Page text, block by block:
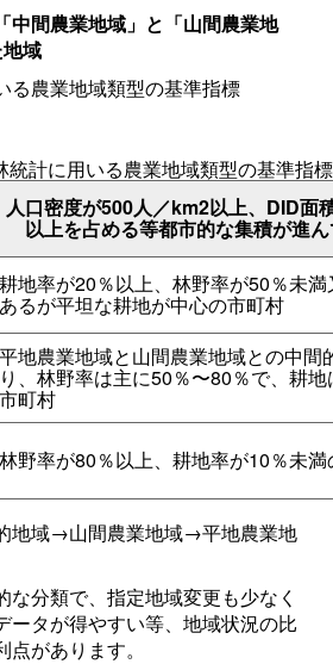
中間農業地域」と「山間農業地
域
る農業地域類型の基準指標
人口密度が500人／km2以上、DID面
以上を占める等都市的な集積が進
統計に用いる農業地域類型の基準指標
耕地率が20％以上、林野率が50％未
あるが平坦な耕地が中心の市町村
平地農業地域と山間農業地域との中間
り、林野率は主に50％〜80％で、耕
市町村
林野率が80％以上、耕地率が10％未
地域→山間農業地域→平地農業地
な分類で、指定地域変更も少なく
ータが得やすい等、地域状況の比
があります。